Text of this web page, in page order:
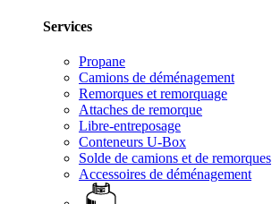
Services
Propane
Camions de déménagement
Remorques et remorquage
Attaches de remorque
Libre-entreposage
Conteneurs U-Box
Solde de camions et de remorques
Accessoires de déménagement